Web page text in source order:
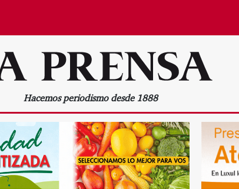
Hacemos periodismo desde 1888